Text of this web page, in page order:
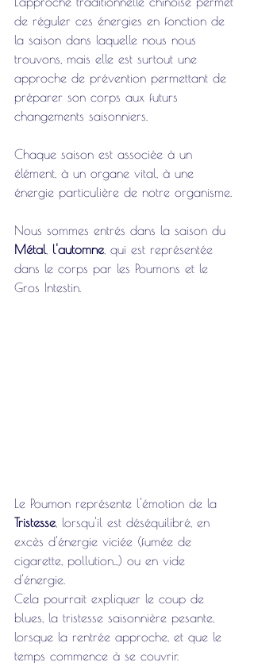
de réguler ces énergies en fonction de
la saison dans laquelle nous nous
trouvons, mais elle est surtout une
approche de prévention permettant de
préparer son corps aux futurs
changements saisonniers.
Chaque saison est associée à un
élément, à un organe vital, à une
énergie particulière de notre organisme.
Nous sommes entrés dans la saison du
Métal l'automne , qui est représentée
dans le corps par les Poumons et le
Gros Intestin.
Le Poumon représente l'émotion de la
Tristesse , lorsqu'il est déséquilibré, en
excès d'énergie viciée (fumée de
cigarette, pollution...) ou en vide
d'énergie.
Cela pourrait expliquer le coup de
blues, la tristesse saisonnière pesante,
lorsque la rentrée approche, et que le
temps commence à se couvrir.